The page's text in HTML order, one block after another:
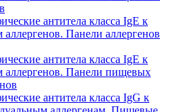
антитела класса IgE к
аллергенов. Панели аллергенов
антитела класса IgE к
аллергенов. Панели пищевых
антитела класса IgG к